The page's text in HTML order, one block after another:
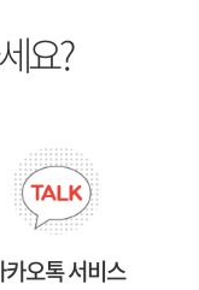
요?
카오톡 서비스